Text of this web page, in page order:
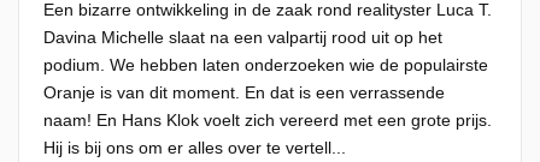
Een bizarre ontwikkeling in de zaak rond realityster Luca T.
Davina Michelle slaat na een valpartij rood uit op het
podium. We hebben laten onderzoeken wie de populairste
Oranje is van dit moment. En dat is een verrassende
naam! En Hans Klok voelt zich vereerd met een grote prijs.
Hij is bij ons om er alles over te vertell...